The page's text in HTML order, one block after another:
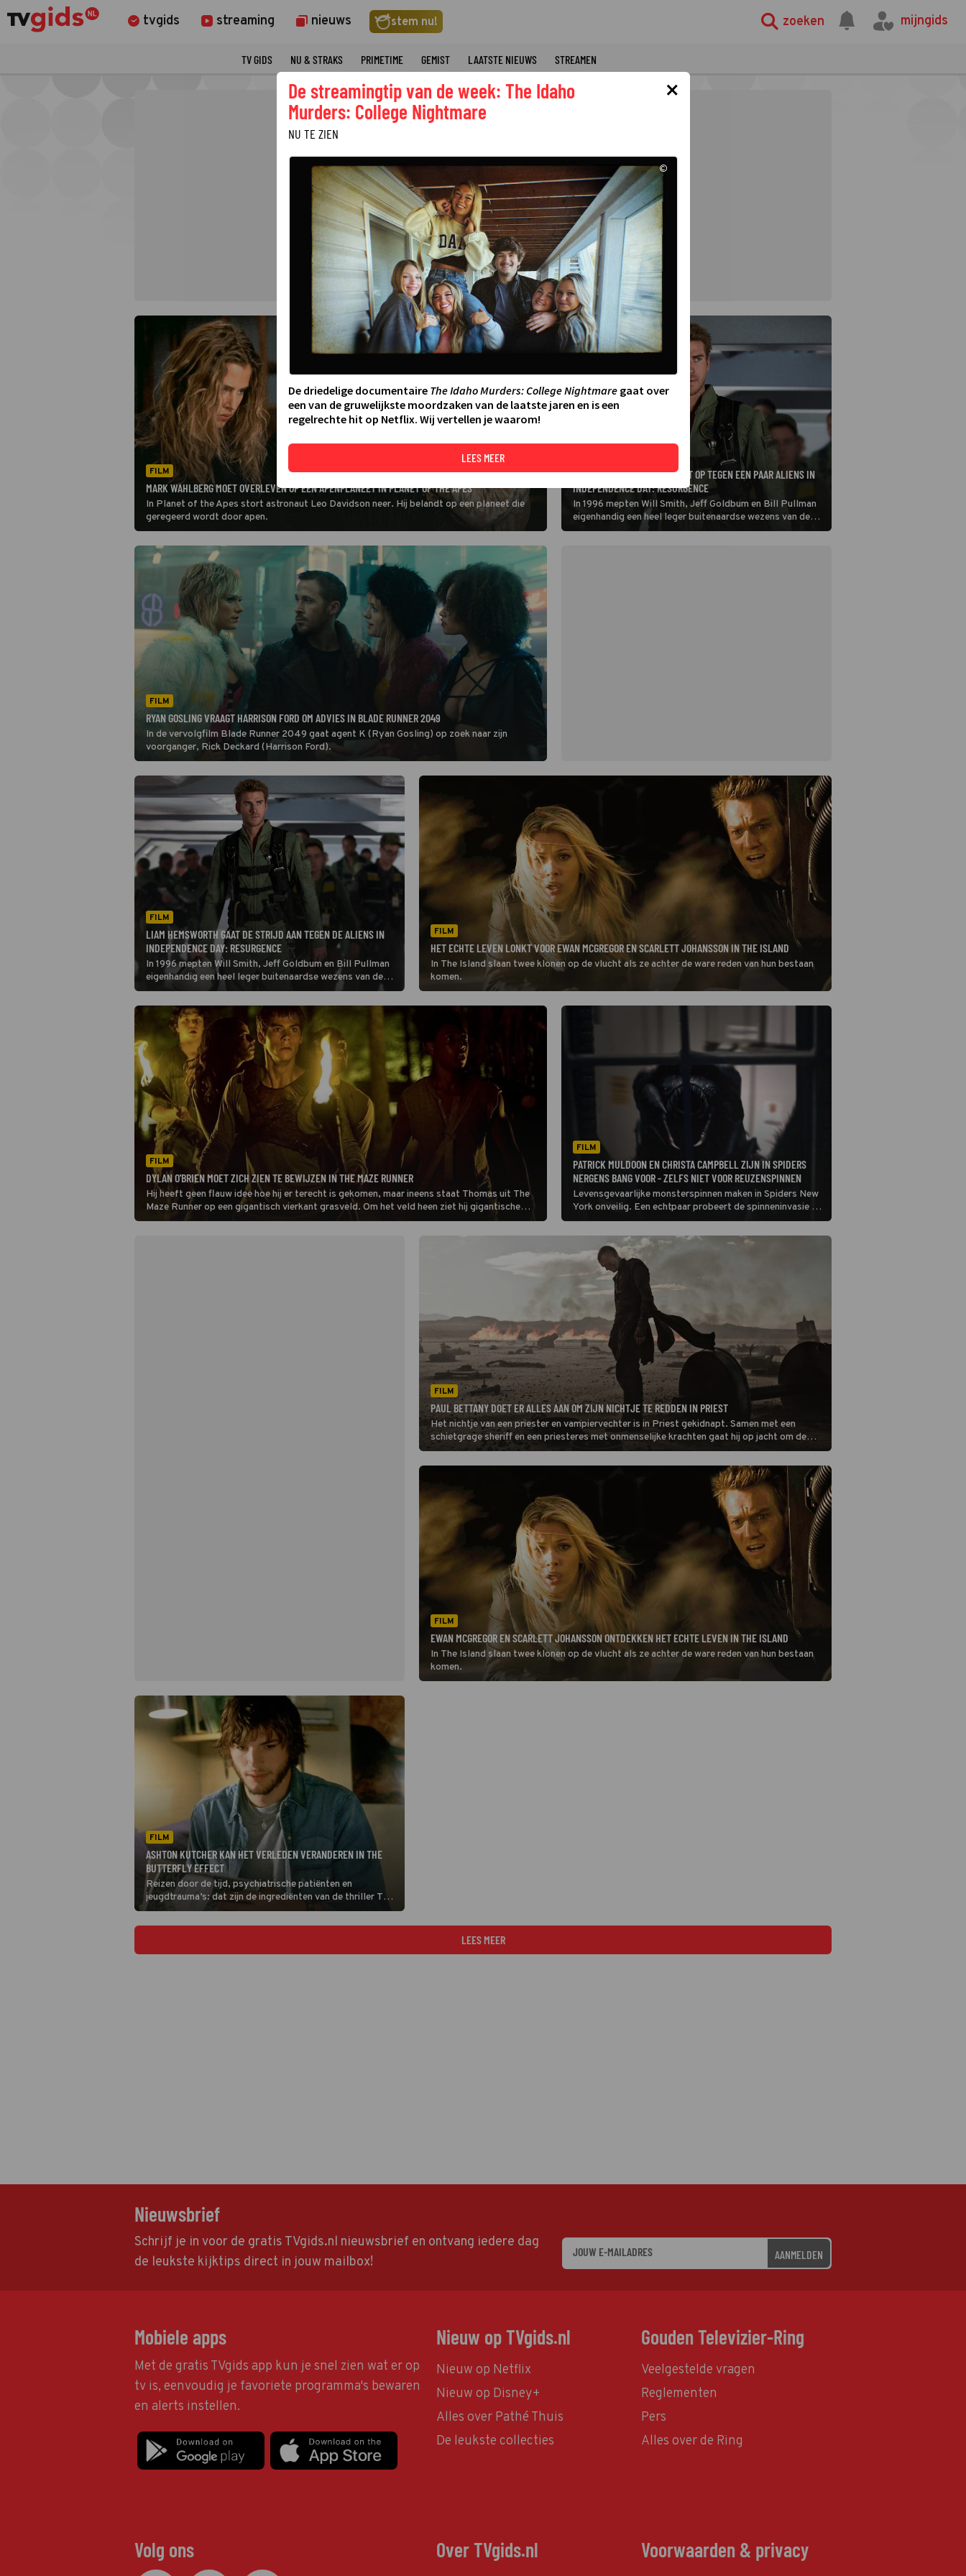
tvgids streaming nieuws stem nu! zoeken mijngids
TV GIDS NU & STRAKS PRIMETIME GEMIST LAATSTE NIEUWS STREAMEN
FILM
MARK WAHLBERG MOET OVERLEVEN OP EEN APENPLANEET IN PLANET OF THE APES
In Planet of the Apes stort astronaut Leo Davidson neer. Hij belandt op een planeet die
geregeerd wordt door apen.
LIAM HEMSWORTH NEEMT HET OP TEGEN EEN PAAR ALIENS IN
INDEPENDENCE DAY: RESURGENCE
In 1996 mepten Will Smith, Jeff Goldbum en Bill Pullman
eigenhandig een heel leger buitenaardse wezens van de
aarde af. In Independence Day: Resurgence zijn de aliens
FILM
RYAN GOSLING VRAAGT HARRISON FORD OM ADVIES IN BLADE RUNNER 2049
In de vervolgfilm Blade Runner 2049 gaat agent K (Ryan Gosling) op zoek naar zijn
voorganger, Rick Deckard (Harrison Ford).
FILM
LIAM HEMSWORTH GAAT DE STRIJD AAN TEGEN DE ALIENS IN
INDEPENDENCE DAY: RESURGENCE
In 1996 mepten Will Smith, Jeff Goldbum en Bill Pullman
eigenhandig een heel leger buitenaardse wezens van de
aarde af. In Independence Day: Resurgence zijn de aliens
terug.
FILM
HET ECHTE LEVEN LONKT VOOR EWAN MCGREGOR EN SCARLETT JOHANSSON IN THE ISLAND
In The Island slaan twee klonen op de vlucht als ze achter de ware reden van hun bestaan
komen.
FILM
DYLAN O'BRIEN MOET ZICH ZIEN TE BEWIJZEN IN THE MAZE RUNNER
Hij heeft geen flauw idee hoe hij er terecht is gekomen, maar ineens staat Thomas uit The
Maze Runner op een gigantisch vierkant grasveld. Om het veld heen ziet hij gigantische
betonnen muren. Welkom in de Glade.
FILM
PATRICK MULDOON EN CHRISTA CAMPBELL ZIJN IN SPIDERS
NERGENS BANG VOOR - ZELFS NIET VOOR REUZENSPINNEN
Levensgevaarlijke monsterspinnen maken in Spiders New
York onveilig. Een echtpaar probeert de spinneninvasie te
stoppen.
FILM
PAUL BETTANY DOET ER ALLES AAN OM ZIJN NICHTJE TE REDDEN IN PRIEST
Het nichtje van een priester en vampiervechter is in Priest gekidnapt. Samen met een
schietgrage sheriff en een priesteres met onmenselijke krachten gaat hij op jacht om de
groep moordzuchtige vampieren tegen te gaan.
FILM
EWAN MCGREGOR EN SCARLETT JOHANSSON ONTDEKKEN HET ECHTE LEVEN IN THE ISLAND
In The Island slaan twee klonen op de vlucht als ze achter de ware reden van hun bestaan
komen.
FILM
ASHTON KUTCHER KAN HET VERLEDEN VERANDEREN IN THE
BUTTERFLY EFFECT
Reizen door de tijd, psychiatrische patiënten en
jeugdtrauma’s: dat zijn de ingrediënten van de thriller The
Butterfly Effect.
LEES MEER
Nieuwsbrief
Schrijf je in voor de gratis TVgids.nl nieuwsbrief en ontvang iedere dag
de leukste kijktips direct in jouw mailbox!
AANMELDEN
Mobiele apps
Met de gratis TVgids app kun je snel zien wat er op
tv is, eenvoudig je favoriete programma's bewaren
en alerts instellen.
Nieuw op TVgids.nl
Nieuw op Netflix
Nieuw op Disney+
Alles over Pathé Thuis
De leukste collecties
Gouden Televizier-Ring
Veelgestelde vragen
Reglementen
Pers
Alles over de Ring
Volg ons Over TVgids.nl Voorwaarden & privacy
×
De streamingtip van de week: The Idaho
Murders: College Nightmare
NU TE ZIEN
©
De driedelige documentaire The Idaho Murders: College Nightmaregaat over
een van de gruwelijkste moordzaken van de laatste jaren en is een
regelrechte hit op Netflix. Wij vertellen je waarom!
LEES MEER